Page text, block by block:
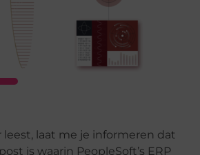
leest, laat me je informeren dat
is waarin PeopleSoft’s ERP